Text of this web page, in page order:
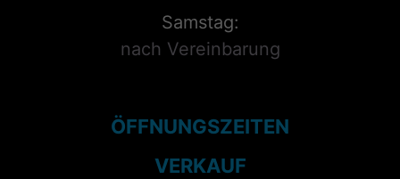
Samstag:
nach Vereinbarung
ÖFFNUNGSZEITEN
VERKAUF